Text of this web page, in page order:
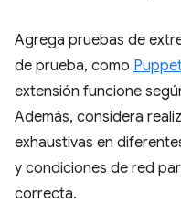
Agrega pruebas de
de prueba, como
extensión funcione
Además, considera
exhaustivas en
y condiciones de red
correcta.